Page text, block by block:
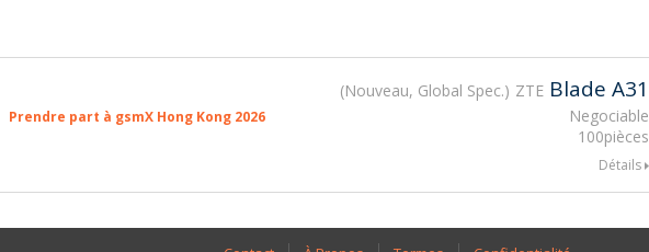
Nouveau, Global Spec. ZTE Blade A31
Negociable
100pièces
Prendre part à gsmX Hong Kong 2026
Détails